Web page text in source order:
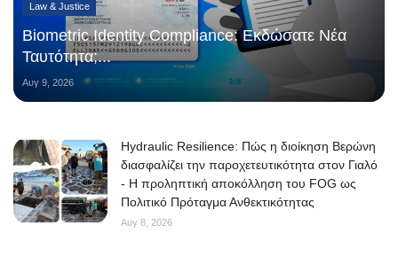
Law & Justice
Biometric Identity Compliance: Εκδώσατε Νέα
Ταυτότητα;...
Αυγ 9, 2026
Hydraulic Resilience: Πώς η διοίκηση Βερώνη
διασφαλίζει την παροχετευτικότητα στον Γιαλό
- Η προληπτική αποκόλληση του FOG ως
Πολιτικό Πρόταγμα Ανθεκτικότητας
Αυγ 8, 2026